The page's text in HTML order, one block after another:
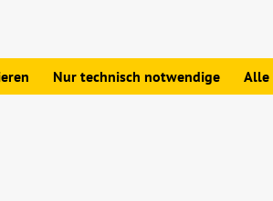
|Widerrufsbelehrung|
Nur technisch notwendige Alle